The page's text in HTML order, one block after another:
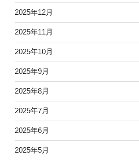
2025年12月
2025年11月
2025年10月
2025年9月
2025年8月
2025年7月
2025年6月
2025年5月